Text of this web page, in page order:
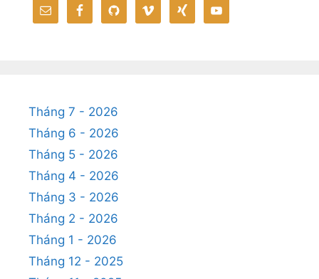
Tháng 7 - 2026
Tháng 6 - 2026
Tháng 5 - 2026
Tháng 4 - 2026
Tháng 3 - 2026
Tháng 2 - 2026
Tháng 1 - 2026
Tháng 12 - 2025